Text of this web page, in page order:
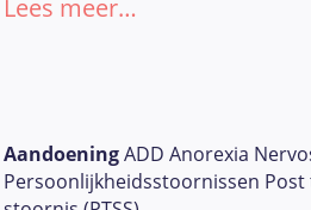
Lees meer…
AandoeningADD Anorexia
Persoonlijkheidsstoornissen